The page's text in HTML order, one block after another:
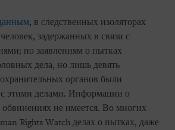
, в следственных изоляторах
задержанных в связи с
по заявлениям о пытках
дела, но лишь девять
органов были
с этими делами. Информации о
не имеется. Во многих
Rights Watch делах о пытках, даже